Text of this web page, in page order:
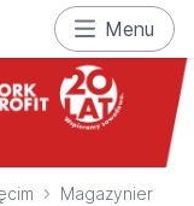
Menu
Magazynier